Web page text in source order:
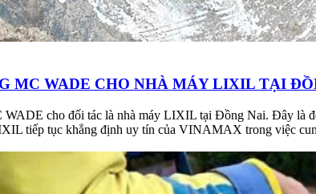
MC WADE CHO NHÀ MÁY LIXIL TẠI
cho đối tác là nhà máy LIXIL tại Đồng Nai. Đây là
tiếp tục khẳng định uy tín của VINAMAX trong việc